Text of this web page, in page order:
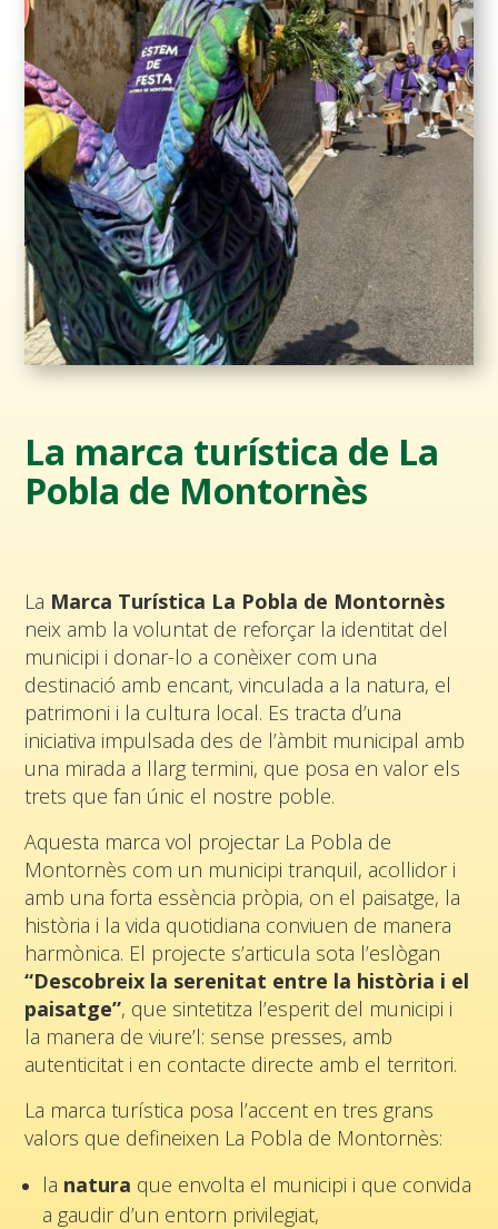
La marca turística de La
Pobla de Montornès
La Marca Turística La Pobla de Montornès
neix amb la voluntat de reforçar la identitat del
municipi i donar-lo a conèixer com una
destinació amb encant, vinculada a la natura, el
patrimoni i la cultura local. Es tracta d’una
iniciativa impulsada des de l’àmbit municipal amb
una mirada a llarg termini, que posa en valor els
trets que fan únic el nostre poble.
Aquesta marca vol projectar La Pobla de
Montornès com un municipi tranquil, acollidor i
amb una forta essència pròpia, on el paisatge, la
història i la vida quotidiana conviuen de manera
harmònica. El projecte s’articula sota l’eslògan
“Descobreix la serenitat entre la història i el
paisatge”, que sintetitza l’esperit del municipi i
la manera de viure’l: sense presses, amb
autenticitat i en contacte directe amb el territori.
La marca turística posa l’accent en tres grans
valors que defineixen La Pobla de Montornès:
la natura que envolta el municipi i que convida
a gaudir d’un entorn privilegiat,